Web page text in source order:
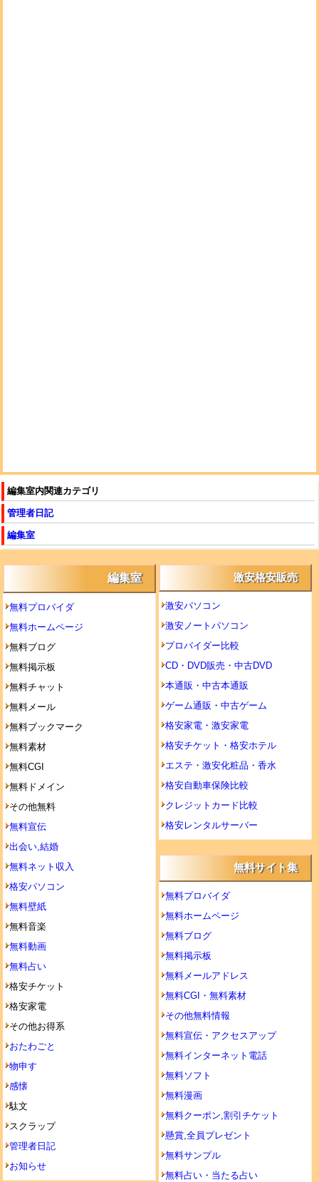
編集室内関連カテゴリ
管理者日記
編集室
編集室
無料プロバイダ
無料ホームページ
無料ブログ
無料掲示板
無料チャット
無料メール
無料ブックマーク
無料素材
無料CGI
無料ドメイン
その他無料
無料宣伝
出会い,結婚
無料ネット収入
格安パソコン
無料壁紙
無料音楽
無料動画
無料占い
格安チケット
格安家電
その他お得系
おたわごと
物申す
感懐
駄文
スクラップ
管理者日記
お知らせ
激安格安販売
激安パソコン
激安ノートパソコン
プロバイダー比較
CD・DVD販売・中古DVD
本通販・中古本通販
ゲーム通販・中古ゲーム
格安家電・激安家電
格安チケット・格安ホテル
エステ・激安化粧品・香水
格安自動車保険比較
クレジットカード比較
格安レンタルサーバー
無料サイト集
無料プロバイダ
無料ホームページ
無料ブログ
無料掲示板
無料メールアドレス
無料CGI・無料素材
その他無料情報
無料宣伝・アクセスアップ
無料インターネット電話
無料ソフト
無料漫画
無料クーポン,割引チケット
懸賞,全員プレゼント
無料サンプル
無料占い・当たる占い